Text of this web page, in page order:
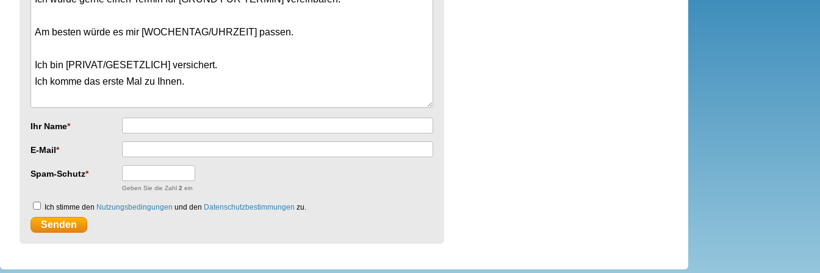
Ihr Name
E-Mail
Spam-Schutz
Geben Sie die Zahl 2 ein
Ich stimme den Nutzungsbedingungen und den Datenschutzbestimmungen zu.